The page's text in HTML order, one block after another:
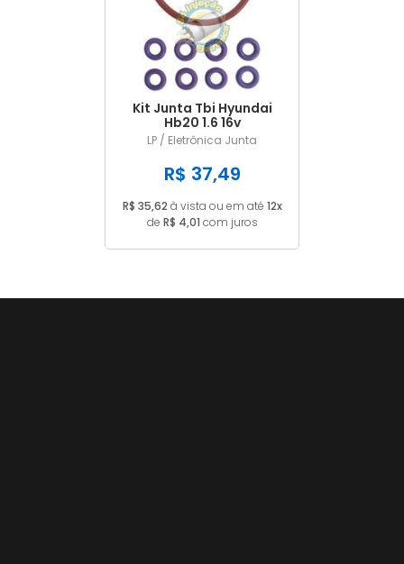
Kit Junta Tbi Hyundai
Hb20 1.6 16v
LP / Eletrônica Junta
R$ 37,49
R$ 35,62 à vista ou em até 12x
de R$ 4,01 com juros